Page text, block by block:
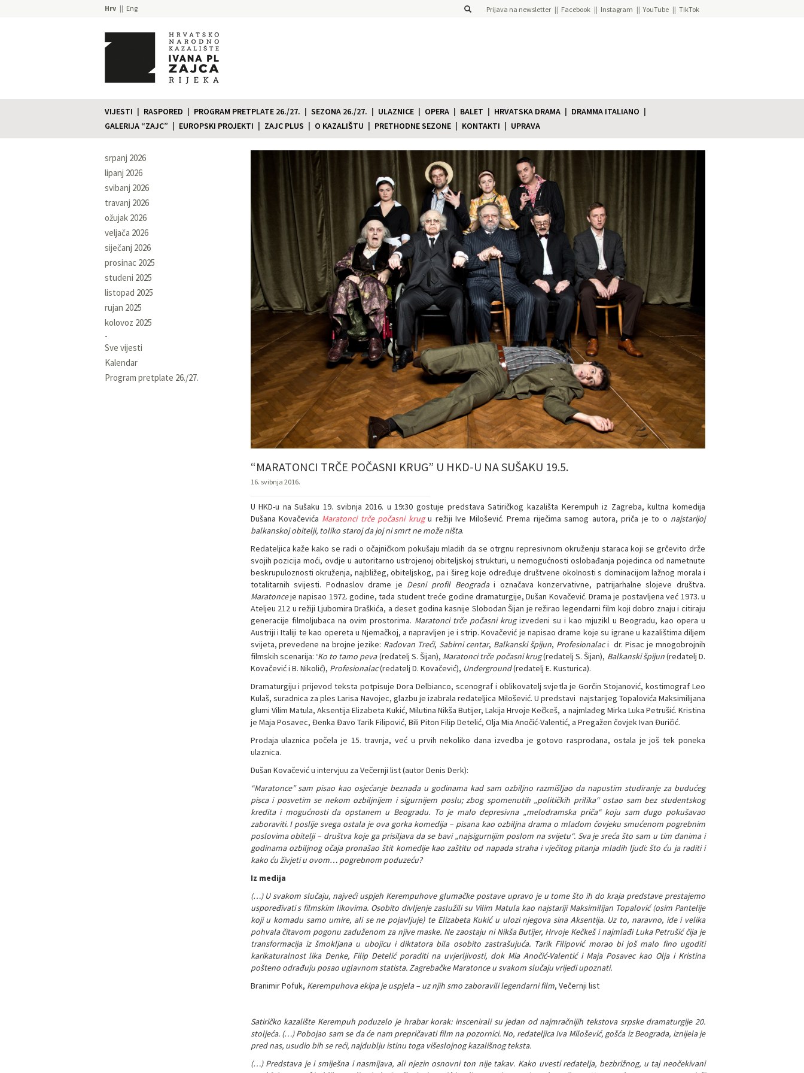
Hrv Eng Prijava na newsletter Facebook Instagram YouTube TikTok
VIJESTI RASPORED PROGRAM PRETPLATE 26./27. SEZONA 26./27. ULAZNICE OPERA BALET HRVATSKA DRAMA
DRAMMA ITALIANO
GALERIJA “ZAJC”
EUROPSKI PROJEKTI ZAJC PLUS O KAZALIŠTU PRETHODNE SEZONE KONTAKTI UPRAVA
srpanj 2026
lipanj 2026
svibanj 2026
travanj 2026
ožujak 2026
veljača 2026
siječanj 2026
prosinac 2025
studeni 2025
listopad 2025
rujan 2025
kolovoz 2025
Sve vijesti
Kalendar
Program pretplate 26./27.
“MARATONCI TRČE POČASNI KRUG” U HKD-U NA SUŠAKU 19.5.
16. svibnja 2016.
U HKD-u na Sušaku 19. svibnja 2016. u 19:30 gostuje predstava Satiričkog kazališta Kerempuh iz Zagreba, kultna komedija
Dušana Kovačevića Maratonci trče počasni krugu režiji Ive Milošević. Prema riječima samog autora, priča je to o najstarijoj
balkanskoj obitelji, toliko staroj da joj ni smrt ne može ništa.
Redateljica kaže kako se radi o očajničkom pokušaju mladih da se otrgnu represivnom okruženju staraca koji se grčevito drže
svojih pozicija moći, ovdje u autoritarno ustrojenoj obiteljskoj strukturi, u nemogućnosti oslobađanja pojedinca od nametnute
beskrupuloznosti okruženja, najbližeg, obiteljskog, pa i šireg koje određuje društvene okolnosti s dominacijom lažnog morala i
totalitarnih svijesti. Podnaslov drame je Desni profil Beogradai označava konzervativne, patrijarhalne slojeve društva.
Maratonceje napisao 1972. godine, tada student treće godine dramaturgije, Dušan Kovačević. Drama je postavljena već 1973. u
Ateljeu 212 u režiji Ljubomira Draškića, a deset godina kasnije Slobodan Šijan je režirao legendarni film koji dobro znaju i citiraju
generacije filmoljubaca na ovim prostorima. Maratonci trče počasni krugizvedeni su i kao mjuzikl u Beogradu, kao opera u
Austriji i Italiji te kao opereta u Njemačkoj, a napravljen je i strip. Kovačević je napisao drame koje su igrane u kazalištima diljem
svijeta, prevedene na brojne jezike: Radovan Treći, Sabirni centar, Balkanski špijun, Profesionalaci dr. Pisac je mnogobrojnih
filmskih scenarija: ‘Ko to tamo peva(redatelj S. Šijan), Maratonci trče počasni krug(redatelj S. Šijan), Balkanski špijun(redatelj D.
Kovačević i B. Nikolić), Profesionalac(redatelj D. Kovačević), Underground(redatelj E. Kusturica).
Dramaturgiju i prijevod teksta potpisuje Dora Delbianco, scenograf i oblikovatelj svjetla je Gorčin Stojanović, kostimograf Leo
Kulaš, suradnica za ples Larisa Navojec, glazbu je izabrala redateljica Milošević. U predstavi najstarijeg Topalovića Maksimilijana
glumi Vilim Matula, Aksentija Elizabeta Kukić, Milutina Nikša Butijer, Lakija Hrvoje Kečkeš, a najmlađeg Mirka Luka Petrušić. Kristina
je Maja Posavec, Đenka Đavo Tarik Filipović, Bili Piton Filip Detelić, Olja Mia Anočić-Valentić, a Pregažen čovjek Ivan Đuričić.
Prodaja ulaznica počela je 15. travnja, već u prvih nekoliko dana izvedba je gotovo rasprodana, ostala je još tek poneka
ulaznica.
Dušan Kovačević u intervjuu za Večernji list (autor Denis Derk):
“Maratonce” sam pisao kao osjećanje beznađa u godinama kad sam ozbiljno razmišljao da napustim studiranje za budućeg
pisca i posvetim se nekom ozbiljnijem i sigurnijem poslu; zbog spomenutih „političkih prilika“ ostao sam bez studentskog
kredita i mogućnosti da opstanem u Beogradu. To je malo depresivna „melodramska priča“ koju sam dugo pokušavao
zaboraviti. I poslije svega ostala je ova gorka komedija – pisana kao ozbiljna drama o mladom čovjeku smućenom pogrebnim
poslovima obitelji – društva koje ga prisiljava da se bavi „najsigurnijim poslom na svijetu“. Sva je sreća što sam u tim danima i
godinama ozbiljnog očaja pronašao štit komedije kao zaštitu od napada straha i vječitog pitanja mladih ljudi: što ću ja raditi i
kako ću živjeti u ovom… pogrebnom poduzeću?
Iz medija
(…) U svakom slučaju, najveći uspjeh Kerempuhove glumačke postave upravo je u tome što ih do kraja predstave prestajemo
uspoređivati s filmskim likovima. Osobito divljenje zaslužili su Vilim Matula kao najstariji Maksimilijan Topalović (osim Pantelije
koji u komadu samo umire, ali se ne pojavljuje) te Elizabeta Kukić u ulozi njegova sina Aksentija. Uz to, naravno, ide i velika
pohvala čitavom pogonu zaduženom za njive maske. Ne zaostaju ni Nikša Butijer, Hrvoje Kečkeš i najmlađi Luka Petrušić čija je
transformacija iz šmokljana u ubojicu i diktatora bila osobito zastrašujuća. Tarik Filipović morao bi još malo fino ugoditi
karikaturalnost lika Đenke, Filip Detelić poraditi na uvjerljivosti, dok Mia Anočić-Valentić i Maja Posavec kao Olja i Kristina
pošteno odrađuju posao uglavnom statista. Zagrebačke Maratonce u svakom slučaju vrijedi upoznati.
Branimir Pofuk, Kerempuhova ekipa je uspjela – uz njih smo zaboravili legendarni film, Večernji list
Satiričko kazalište Kerempuh poduzelo je hrabar korak: inscenirali su jedan od najmračnijih tekstova srpske dramaturgije 20.
stoljeća. (…) Pobojao sam se da će nam prepričavati film na pozornici. No, redateljica Iva Milošević, gošća iz Beograda, iznijela je
pred nas, usudio bih se reći, najdublju istinu toga višeslojnog kazališnog teksta.
(…) Predstava je i smiješna i nasmijava, ali njezin osnovni ton nije takav. Kako uvesti redatelja, bezbrižnog, u taj neočekivani